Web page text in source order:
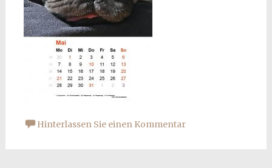
Hinterlassen Sie einen Kommentar